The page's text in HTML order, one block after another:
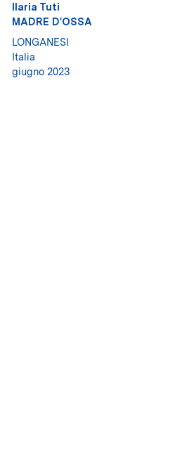
Ilaria Tuti
MADRE D'OSSA
LONGANESI
Italia
giugno 2023